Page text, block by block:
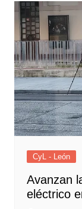
CyL - León
Avanzan
eléctrico